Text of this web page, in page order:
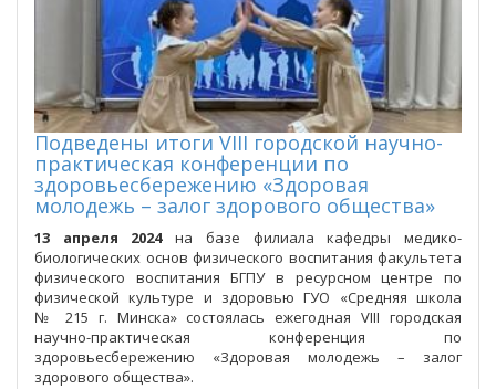
Подведены итоги VIII городской научно-
практическая конференции по
здоровьесбережению «Здоровая
молодежь – залог здорового общества»
13 апреля 2024на базе филиала кафедры медико-
биологических основ физического воспитания факультета
физического воспитания БГПУ в ресурсном центре по
физической культуре и здоровью ГУО «Средняя школа
№ 215 г. Минска» состоялась ежегодная VIII городская
научно-практическая конференция по
здоровьесбережению «Здоровая молодежь – залог
здорового общества».